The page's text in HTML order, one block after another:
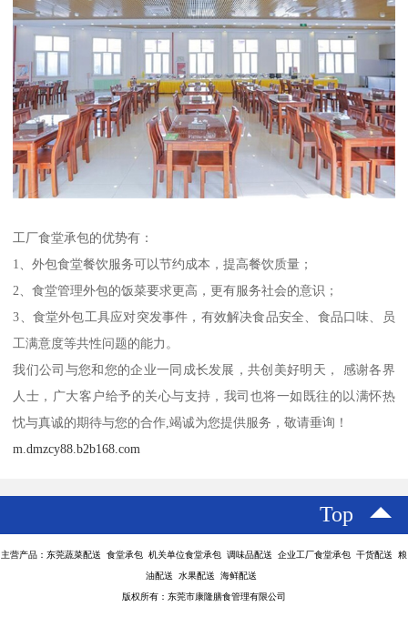
工厂食堂承包的优势有：
1、外包食堂餐饮服务可以节约成本，提高餐饮质量；
2、食堂管理外包的饭菜要求更高，更有服务社会的意识；
3、食堂外包工具应对突发事件，有效解决食品安全、食品口味、员
工满意度等共性问题的能力。
我们公司与您和您的企业一同成长发展，共创美好明天， 感谢各界
人士，广大客户给予的关心与支持，我司也将一如既往的以满怀热
忱与真诚的期待与您的合作,竭诚为您提供服务，敬请垂询！
m.dmzcy88.b2b168.com
Top
主营产品：东莞蔬菜配送 食堂承包 机关单位食堂承包 调味品配送 企业工厂食堂承包 干货配送 粮
油配送 水果配送 海鲜配送
版权所有：东莞市康隆膳食管理有限公司